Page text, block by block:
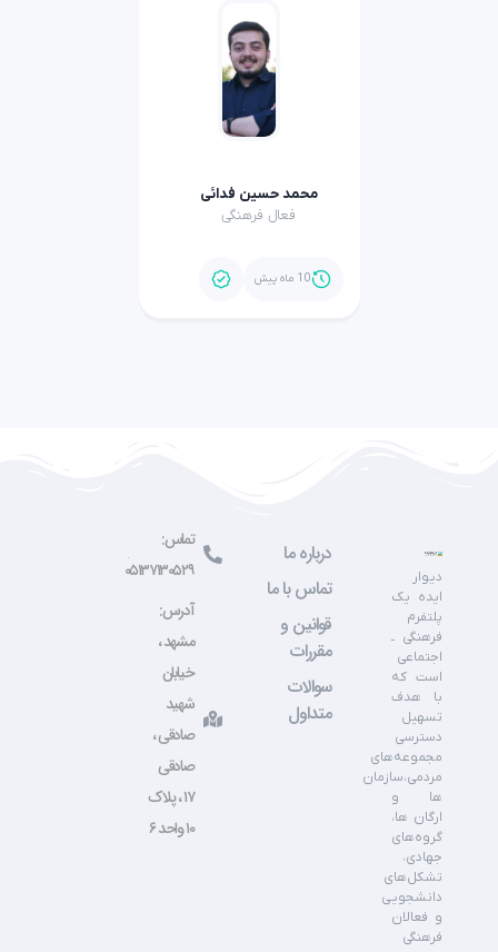
محمد حسین فدائی
فعال فرهنگی
10 ماه پیش
دیوار
ایده یک
پلتفرم
فرهنگی ـ
اجتماعی
است که
با هدف
تسهیل
دسترسی
مجموعه‌های
مردمی،سازمان
ها و
ارگان ها،
گروه‌های
جهادی،
تشکل‌های
دانشجویی
و فعالان
فرهنگی
درباره ما
تماس با ما
قوانین و
مقررات
سوالات
متداول
تماس:
۰۵۱۳۷۱۳۰۵۲۹
آدرس:
مشهد ،
خیابان
شهید
صادقی ،
صادقی
۱۷ ، پلاک
۱۰ واحد ۶